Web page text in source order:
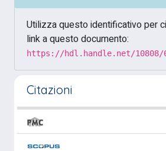
Utilizza questo identificativo per
link a questo documento:
https://hdl.handle.net/10808/
Citazioni